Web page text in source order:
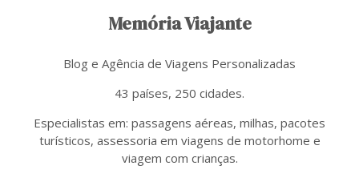
Memória Viajante
Blog e Agência de Viagens Personalizadas
43 países, 250 cidades.
Especialistas em: passagens aéreas, milhas, pacotes
turísticos, assessoria em viagens de motorhome e
viagem com crianças.